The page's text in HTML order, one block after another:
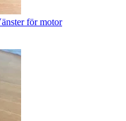
för motor